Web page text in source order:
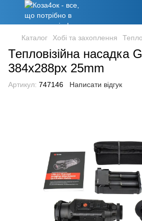
Каталог Хобі та захоплення
Тепловізійна насадка
384x288px 25mm
Артикул: 747146 Написати відгук